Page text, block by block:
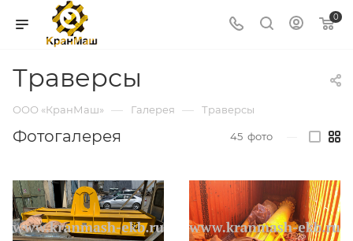
0
Траверсы
ООО «КранМаш» — Галерея — Траверсы
Фотогалерея 45 фото